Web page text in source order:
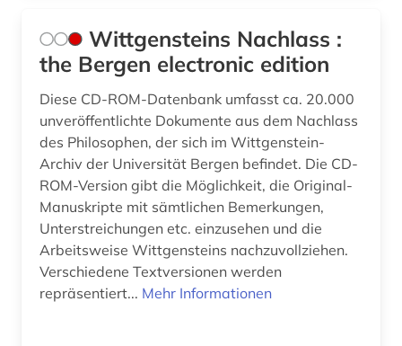
Wittgensteins Nachlass :
the Bergen electronic edition
Diese CD-ROM-Datenbank umfasst ca. 20.000
unveröffentlichte Dokumente aus dem Nachlass
des Philosophen, der sich im Wittgenstein-
Archiv der Universität Bergen befindet. Die CD-
ROM-Version gibt die Möglichkeit, die Original-
Manuskripte mit sämtlichen Bemerkungen,
Unterstreichungen etc. einzusehen und die
Arbeitsweise Wittgensteins nachzuvollziehen.
Verschiedene Textversionen werden
repräsentiert... Mehr Informationen